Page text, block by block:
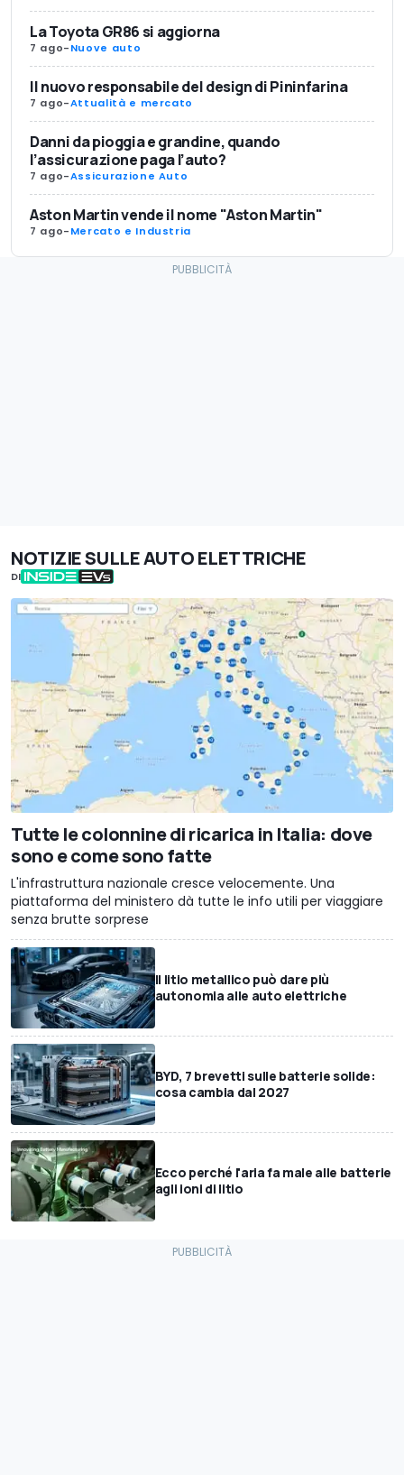
La Toyota GR86 si aggiorna
7 ago-Nuove auto
Il nuovo responsabile del design di Pininfarina
7 ago-Attualità e mercato
Danni da pioggia e grandine, quando
l’assicurazione paga l’auto?
7 ago-Assicurazione Auto
Aston Martin vende il nome "Aston Martin"
7 ago-Mercato e Industria
NOTIZIE SULLE AUTO ELETTRICHE
DI
Tutte le colonnine di ricarica in Italia: dove
sono e come sono fatte
L'infrastruttura nazionale cresce velocemente. Una
piattaforma del ministero dà tutte le info utili per viaggiare
senza brutte sorprese
Il litio metallico può dare più
autonomia alle auto elettriche
BYD, 7 brevetti sulle batterie solide:
cosa cambia dal 2027
Ecco perché l'aria fa male alle batterie
agli ioni di litio